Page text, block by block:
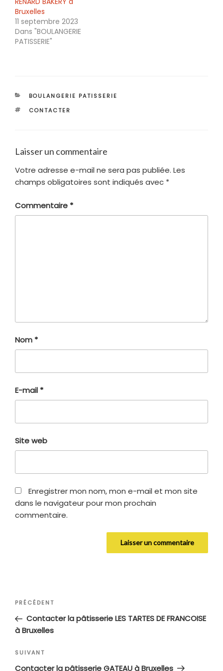
Bruxelles
11 septembre 2023
Dans "BOULANGERIE
PATISSERIE"
CATÉGORIES
BOULANGERIE PATISSERIE
ÉTIQUETTES
CONTACTER
Laisser un commentaire
Votre adresse e-mail ne sera pas publiée. Les
champs obligatoires sont indiqués avec *
Commentaire *
Nom *
E-mail *
Site web
Enregistrer mon nom, mon e-mail et mon site
dans le navigateur pour mon prochain
commentaire.
Navigation
l’article
Article
précédent
PRÉCÉDENT
Contacter la pâtisserie LES TARTES DE FRANCOISE
à Bruxelles
Article
suivant
SUIVANT
Contacter la pâtisserie GATEAU à Bruxelles